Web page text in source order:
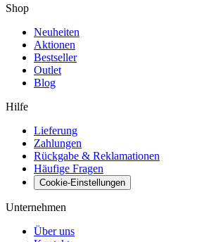
Shop
Neuheiten
Aktionen
Bestseller
Outlet
Blog
Hilfe
Lieferung
Zahlungen
Rückgabe & Reklamationen
Häufige Fragen
Cookie-Einstellungen
Unternehmen
Über uns